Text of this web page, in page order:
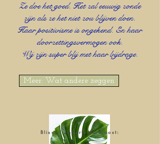
Ze doe het goed. Het zal eeuwig zonde
zijn als ze het niet zou blijven doen.
Haar positivisme is ongekend. En haar
doorzettingsvermogen ook.
Wij zijn super blij met haar bijdrage.
Meer: Wat andere zeggen
Blissful Imperfection post: